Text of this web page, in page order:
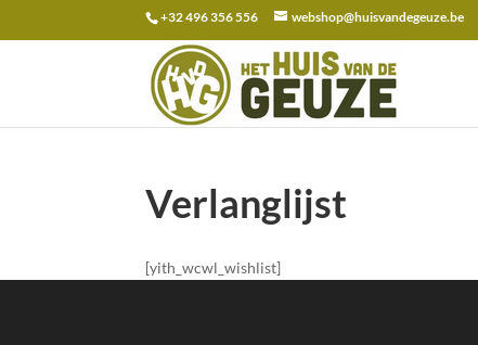
+32 496 356 556 webshop@huisvandegeuze.be
Zoeken
naar:
Verlanglijst
[yith_wcwl_wishlist]